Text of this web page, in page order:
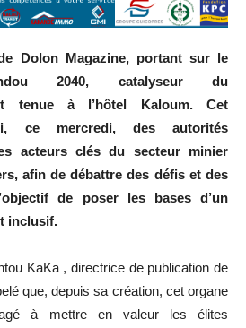
Dolon Magazine, portant sur le
2040, catalyseur du
tenue à l’hôtel Kaloum. Cet
ce mercredi, des autorités
acteurs clés du secteur minier
afin de débattre des défis et des
de poser les bases d’un
inclusif.
KaKa , directrice de publication de
que, depuis sa création, cet organe
à mettre en valeur les élites